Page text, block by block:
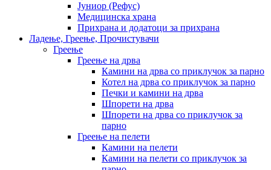
Јуниор (Рефус)
Медицинска храна
Прихрана и додатоци за прихрана
Ладење, Греење, Прочистувачи
Греење
Греење на дрва
Камини на дрва со приклучок за парно
Котел на дрва со приклучок за парно
Печки и камини на дрва
Шпорети на дрва
Шпорети на дрва со приклучок за
парно
Греење на пелети
Камини на пелети
Камини на пелети со приклучок за